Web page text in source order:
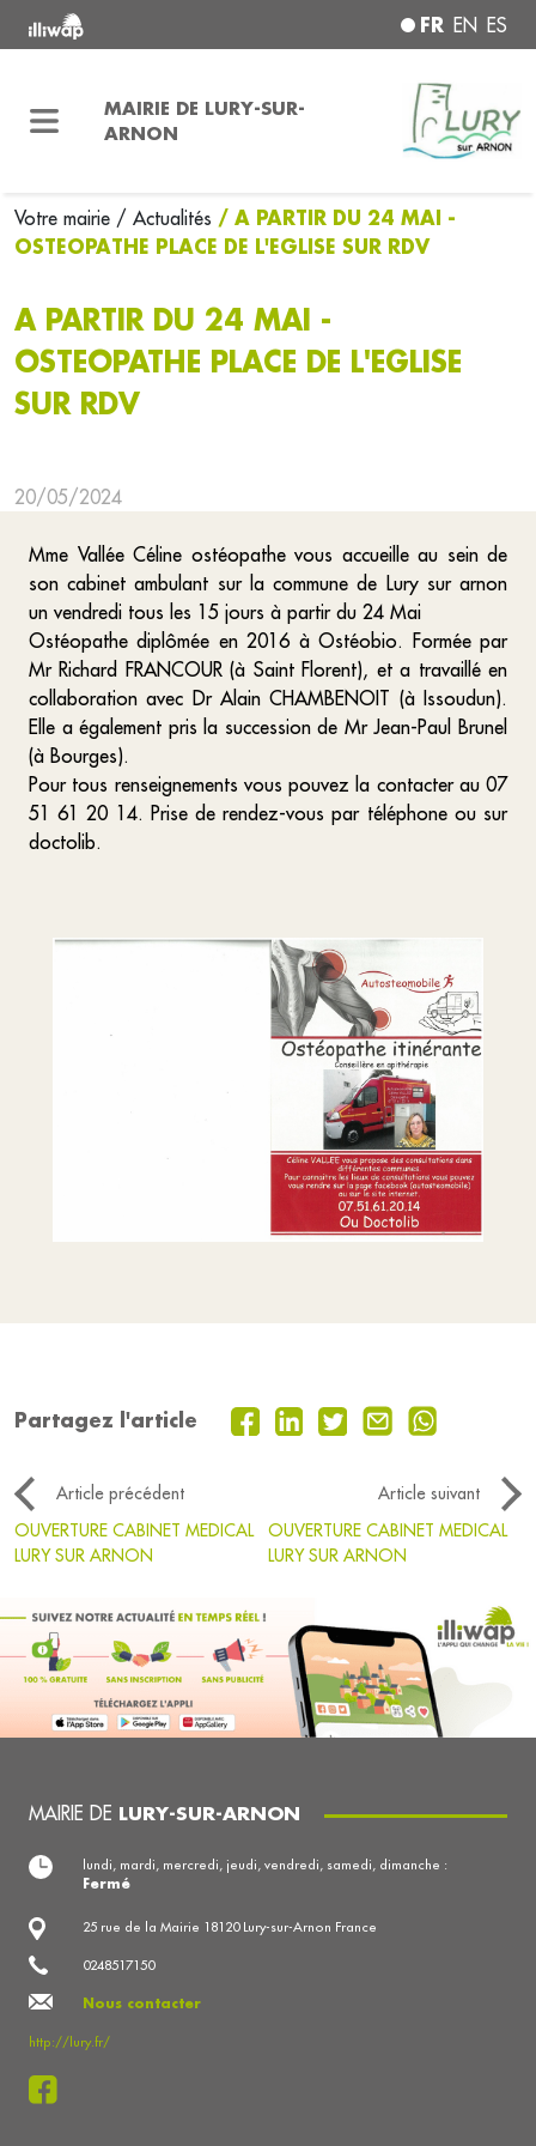
FR EN ES
MAIRIE DE LURY-SUR-
ARNON
Votre mairie / Actualités / A PARTIR DU 24 MAI -
OSTEOPATHE PLACE DE L'EGLISE SUR RDV
A PARTIR DU 24 MAI -
OSTEOPATHE PLACE DE L'EGLISE
SUR RDV
20/05/2024
Mme Vallée Céline ostéopathe vous accueille au sein de
son cabinet ambulant sur la commune de Lury sur arnon
un vendredi tous les 15 jours à partir du 24 Mai
Ostéopathe diplômée en 2016 à Ostéobio. Formée par
Mr Richard FRANCOUR (à Saint Florent), et a travaillé en
collaboration avec Dr Alain CHAMBENOIT (à Issoudun).
Elle a également pris la succession de Mr Jean-Paul Brunel
(à Bourges).
Pour tous renseignements vous pouvez la contacter au 07
51 61 20 14. Prise de rendez-vous par téléphone ou sur
doctolib.
Partagez l'article
Article précédent
Article suivant
OUVERTURE CABINET MEDICAL
LURY SUR ARNON
OUVERTURE CABINET MEDICAL
LURY SUR ARNON
MAIRIE DE LURY-SUR-ARNON
25 rue de la Mairie 18120 Lury-sur-Arnon France
0248517150
Nous contacter
http://lury.fr/
lundi, mardi, mercredi, jeudi, vendredi, samedi, dimanche :
Fermé